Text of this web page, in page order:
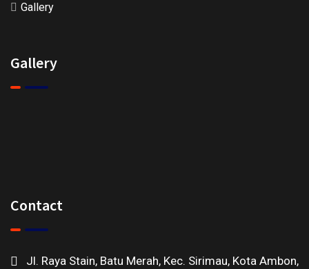
Gallery
Gallery
Contact
Jl. Raya Stain, Batu Merah, Kec. Sirimau, Kota Ambon,